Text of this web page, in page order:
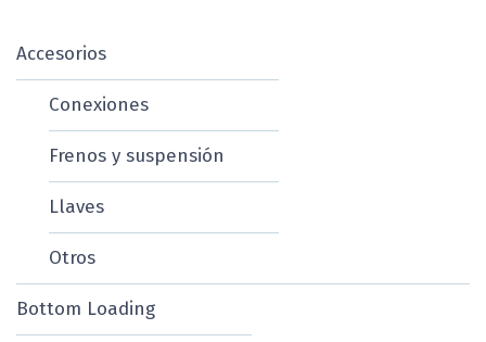
Accesorios
Conexiones
Frenos y suspensión
Llaves
Otros
Bottom Loading